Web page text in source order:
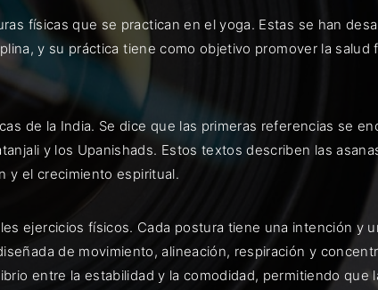
físicas que se practican en el yoga. Estas se han
y su práctica tiene como objetivo promover la salud
de la India. Se dice que las primeras referencias se
y los Upanishads. Estos textos describen las
y el crecimiento espiritual.
ejercicios físicos. Cada postura tiene una intención y
de movimiento, alineación, respiración y
entre la estabilidad y la comodidad, permitiendo que